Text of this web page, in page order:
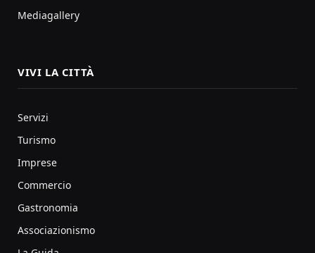
Mediagallery
VIVI LA CITTÀ
Servizi
Turismo
Imprese
Commercio
Gastronomia
Associazionismo